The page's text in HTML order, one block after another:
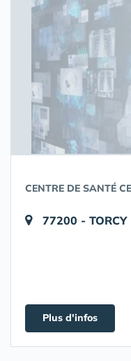
CENTRE DE SANTÉ
77200 - TORCY
Plus d'infos